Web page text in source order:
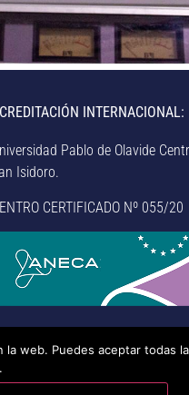
INTERNACIONAL:
Pablo de Olavide
Isidoro.
CERTIFICADO Nº 055/20
de
web. Puedes aceptar todas